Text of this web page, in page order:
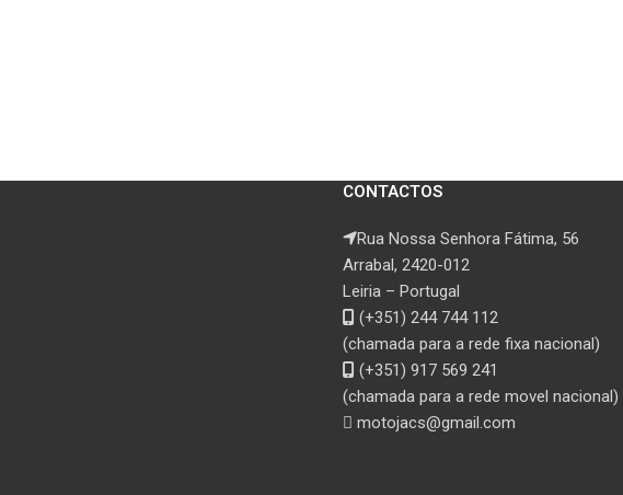
CONTACTOS
Rua Nossa Senhora Fátima, 56
Arrabal, 2420-012
Leiria – Portugal
(+351) 244 744 112
(chamada para a rede fixa nacional)
(+351) 917 569 241
(chamada para a rede movel nacional)
motojacs@gmail.com